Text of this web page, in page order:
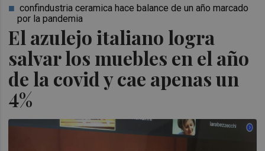
El azulejo italiano logra
salvar los muebles en el año
de la covid y cae apenas un
4%
confindustria ceramica hace balance de un año marcado
por la pandemia